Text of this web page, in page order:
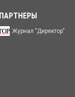
Журнал "Директор"